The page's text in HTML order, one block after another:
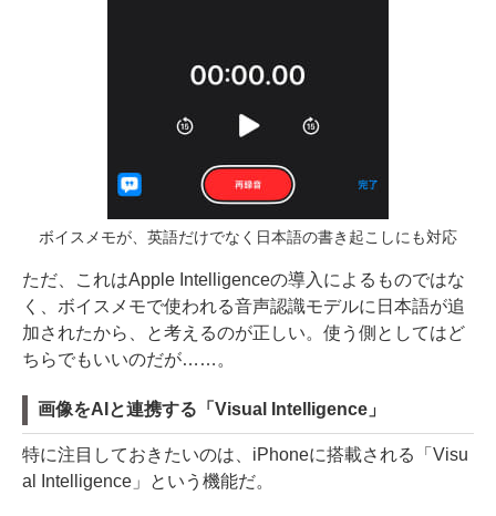
ボイスメモが、英語だけでなく日本語の書き起こしにも対応
ただ、これはApple Intelligenceの導入によるものではな
く、ボイスメモで使われる音声認識モデルに日本語が追
加されたから、と考えるのが正しい。使う側としてはど
ちらでもいいのだが……。
画像をAIと連携する「Visual Intelligence」
特に注目しておきたいのは、iPhoneに搭載される「Visu
al Intelligence」という機能だ。